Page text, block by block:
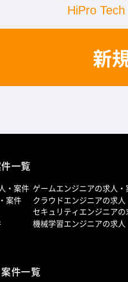
HiPro
新
一覧
・案件
案件
ゲームエンジニアの求人・
クラウドエンジニアの求人
セキュリティエンジニアの
機械学習エンジニアの求人
件一覧